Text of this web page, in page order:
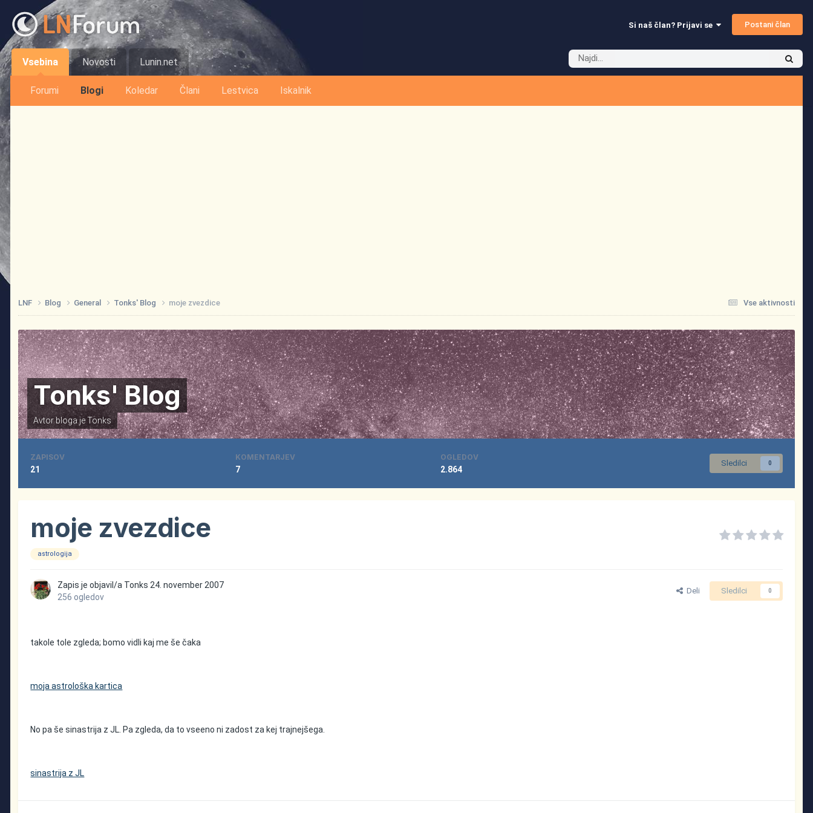
Si naš član? Prijavi se Postani član
Vsebina
Forumi Blogi Koledar Člani Lestvica Iskalnik
Novosti Lunin.net
Vse aktivnosti
LNF Blog General Tonks' Blog moje zvezdice
Tonks' Blog
Avtor bloga jeTonks
Sledilci 0
ZAPISOV
21
KOMENTARJEV
7
OGLEDOV
2.864
moje zvezdice
astrologija
Zapis je objavil/a Tonks 24. november 2007
256 ogledov
Deli Sledilci 0
takole tole zgleda; bomo vidli kaj me še čaka
moja astrološka kartica
No pa še sinastrija z JL. Pa zgleda, da to vseeno ni zadost za kej trajnejšega.
sinastrija z JL